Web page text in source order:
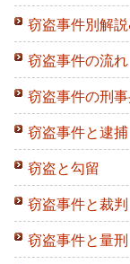
窃盗事件別解
窃盗事件の流れ
窃盗事件の刑
窃盗事件と逮捕
窃盗と勾留
窃盗事件と裁判
窃盗事件と量刑